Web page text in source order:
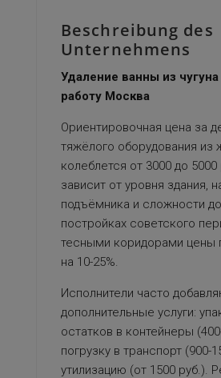
Beschreibung des
Unternehmens
Удаление ванны из
работу Москва
Ориентировочная цена за
тяжёлого оборудования из
колеблется от 3000 до
зависит от уровня здания,
подъёмника и сложности
постройках советского
тесными коридорами цены
на 10-25%.
Исполнители часто
дополнительные услуги:
остатков в контейнеры
погрузку в транспорт (900-
утилизацию (от 1500 руб.).